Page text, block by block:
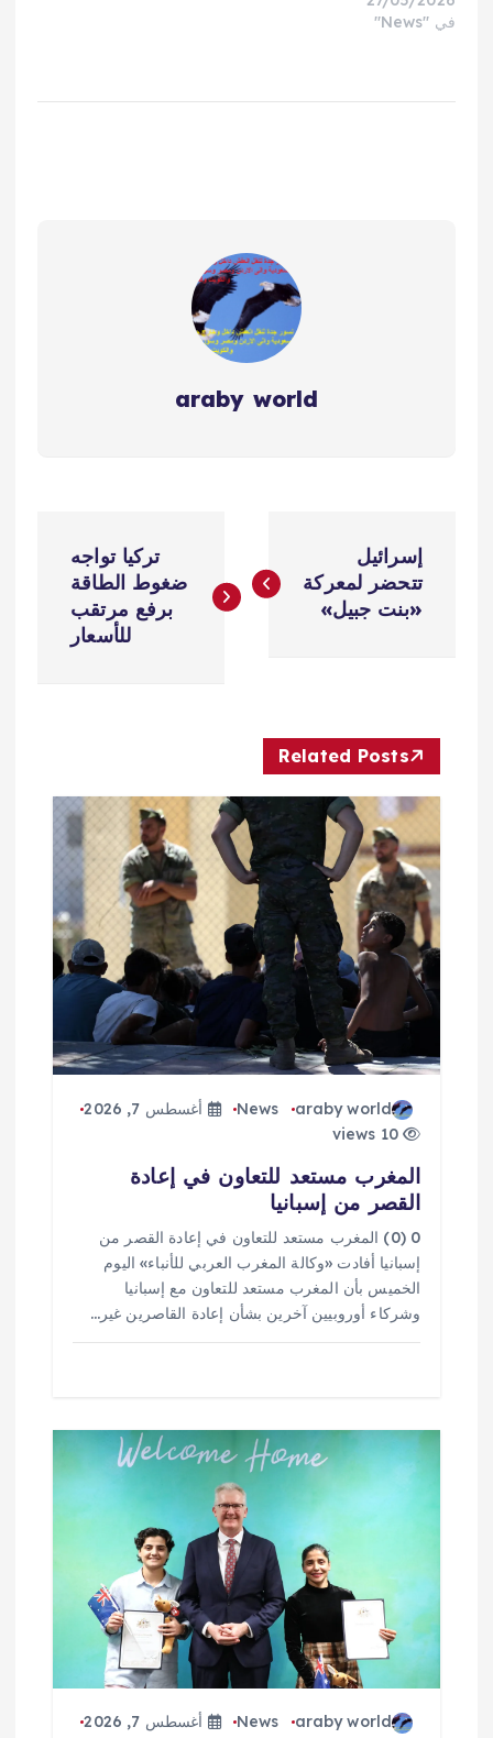
في "News"
araby world
ص
م
ق
ت
إسرائيل
تتحضر لمعركة
«بنت جبيل»
تركيا تواجه
ضغوط الطاقة
برفع مرتقب
للأسعار
Related Posts
araby world
News
أغسطس 7, 2026
10 views
المغرب مستعد للتعاون في إعادة
القصر من إسبانيا
0 (0) المغرب مستعد للتعاون في إعادة القصر من
إسبانيا أفادت «وكالة المغرب العربي للأنباء» اليوم
الخميس بأن المغرب مستعد للتعاون مع إسبانيا
وشركاء أوروبيين آخرين بشأن إعادة القاصرين غير…
araby world
News
أغسطس 7, 2026